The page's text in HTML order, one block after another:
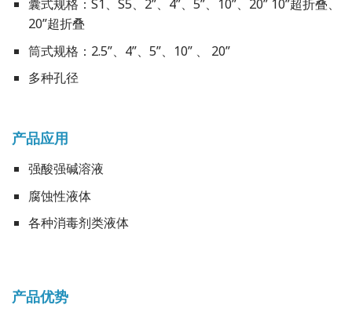
囊式规格：S1、S5、2”、4”、5”、10”、20” 10”超折叠、
20”超折叠
筒式规格：2.5”、4”、5”、10” 、 20”
多种孔径
产品应用
强酸强碱溶液
腐蚀性液体
各种消毒剂类液体
产品优势